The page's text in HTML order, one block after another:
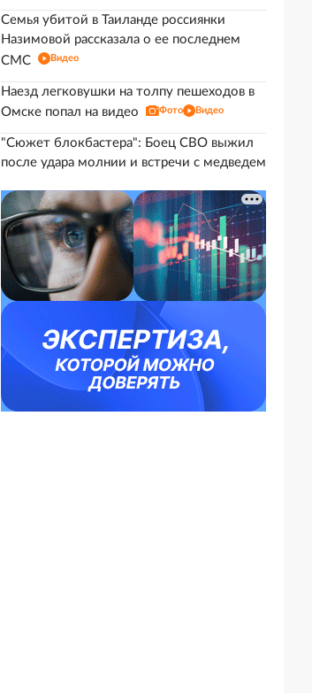
Семья убитой в Таиланде россиянки
Назимовой рассказала о ее последнем
СМС
Видео
Наезд легковушки на толпу пешеходов в
Омске попал на видео
Фото Видео
"Сюжет блокбастера": Боец СВО выжил
после удара молнии и встречи с медведем